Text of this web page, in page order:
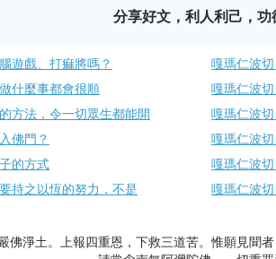
分享好文，利人利己，功
遊戲、打痲將嗎？
嘎瑪仁波
什麼事都會很順
嘎瑪仁波
方法，令一切眾生都能開
嘎瑪仁波
佛門？
嘎瑪仁波
的方式
嘎瑪仁波
持之以恆的努力，不是
嘎瑪仁波
佛淨土。上報四重恩，下救三道苦。惟願見聞